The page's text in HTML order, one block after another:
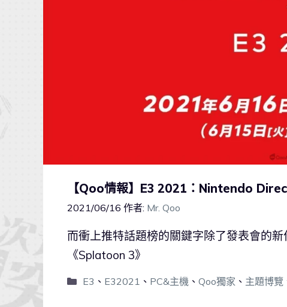
【Qoo情報】E3 2021：Nintendo
2021/06/16 作者: Mr. Qoo
而衝上推特話題榜的關鍵字除了發表會的
《Splatoon 3》
E3 、 E32021 、 PC&主機 、 Qoo獨家 、 主題博覽